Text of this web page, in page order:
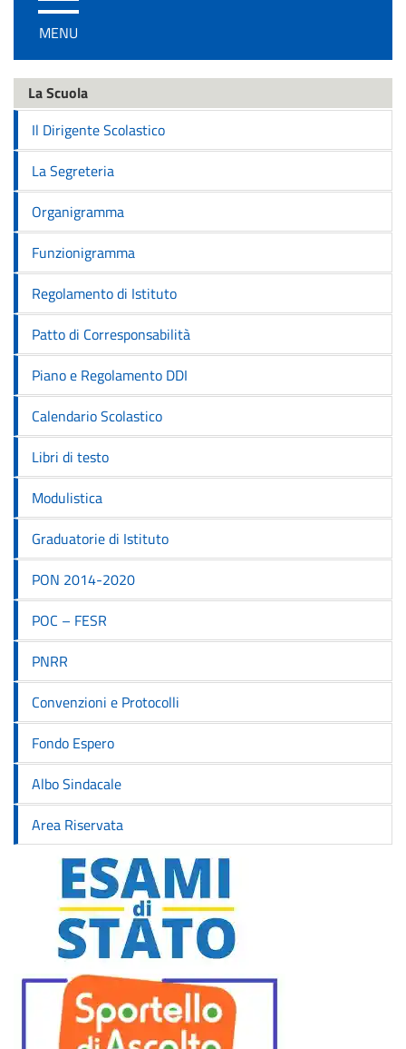
/
disattiva
navigazione
MENU
La Scuola
Il Dirigente Scolastico
La Segreteria
Organigramma
Funzionigramma
Regolamento di Istituto
Patto di Corresponsabilità
Piano e Regolamento DDI
Calendario Scolastico
Libri di testo
Modulistica
Graduatorie di Istituto
PON 2014-2020
POC – FESR
PNRR
Convenzioni e Protocolli
Fondo Espero
Albo Sindacale
Area Riservata